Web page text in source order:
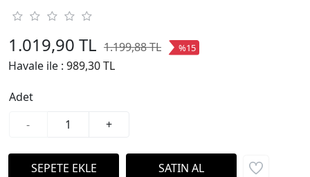
1.019,90 TL 1.199,88 TL %15
Havale ile : 989,30 TL
Adet
-
+